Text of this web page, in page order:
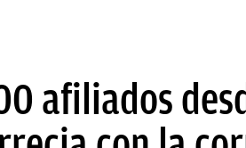
afiliados